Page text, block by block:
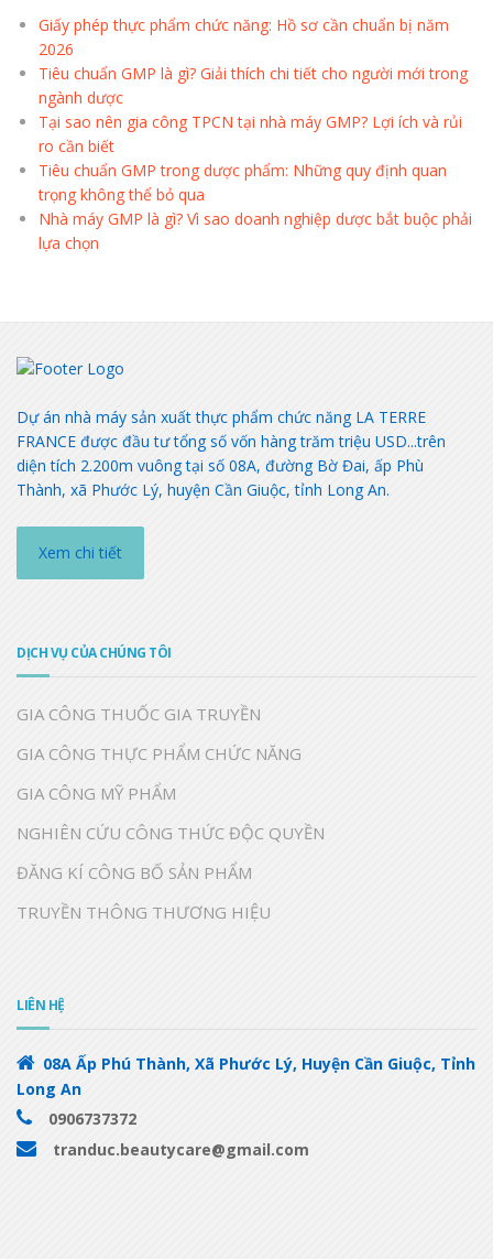
Giấy phép thực phẩm chức năng: Hồ sơ cần chuẩn bị năm
2026
Tiêu chuẩn GMP là gì? Giải thích chi tiết cho người mới trong
ngành dược
Tại sao nên gia công TPCN tại nhà máy GMP? Lợi ích và rủi
ro cần biết
Tiêu chuẩn GMP trong dược phẩm: Những quy định quan
trọng không thể bỏ qua
Nhà máy GMP là gì? Vì sao doanh nghiệp dược bắt buộc phải
lựa chọn
Dự án nhà máy sản xuất thực phẩm chức năng LA TERRE
FRANCE được đầu tư tổng số vốn hàng trăm triệu USD...trên
diện tích 2.200m vuông tại số 08A, đường Bờ Đai, ấp Phù
Thành, xã Phước Lý, huyện Cần Giuộc, tỉnh Long An.
Xem chi tiết
DỊCH VỤ CỦA CHÚNG TÔI
GIA CÔNG THUỐC GIA TRUYỀN
GIA CÔNG THỰC PHẨM CHỨC NĂNG
GIA CÔNG MỸ PHẨM
NGHIÊN CỨU CÔNG THỨC ĐỘC QUYỀN
ĐĂNG KÍ CÔNG BỐ SẢN PHẨM
TRUYỀN THÔNG THƯƠNG HIỆU
LIÊN HỆ
08A Ấp Phú Thành, Xã Phước Lý, Huyện Cần Giuộc, Tỉnh
Long An
0906737372
tranduc.beautycare@gmail.com